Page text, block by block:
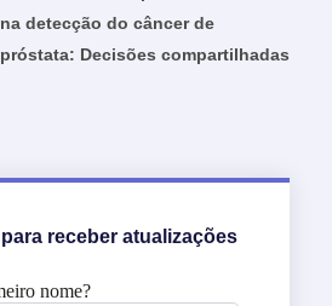
na detecção do câncer de
próstata: Decisões compartilhadas
receber atualizações